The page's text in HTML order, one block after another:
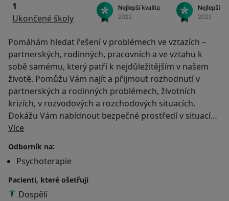
1
Ukončené školy
Pomáhám hledat řešení v problémech ve vztazích –
partnerských, rodinných, pracovních a ve vztahu k
sobě samému, který patří k nejdůležitějším v našem
životě. Pomůžu Vám najít a přijmout rozhodnutí v
partnerských a rodinných problémech, životních
krizích, v rozvodových a rozchodových situacích.
Dokážu Vám nabídnout bezpečné prostředí v situacích
spojených s nejistotou, neklidem, úzkostí, smutkem,
nedůvěrou v sebe, narušenou sebeúctou, vztekem,
zklamáním, stresem a vyhořením, pocitem selhání a
neúspěchu, osobnostními problémy. Nabízím jiný úhel
pohledu při hledání sebe sama, svých zdrojů a
možností dalšího růstu.
Více
Odborník na:
Psychoterapie
Pacienti, které ošetřuji
Dospělí